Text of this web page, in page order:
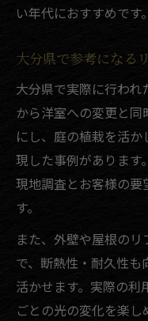
い年代におすすめです。
大分県で参考になる
大分県で実際に行わ
から洋室への変更と
にし、庭の植栽を活
現した事例があります
現地調査とお客様の
す。
また、外壁や屋根の
で、断熱性・耐久性
活かせます。実際の
ごとの光の変化を楽